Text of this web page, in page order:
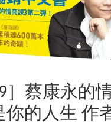
］蔡康永的
你的人生 作